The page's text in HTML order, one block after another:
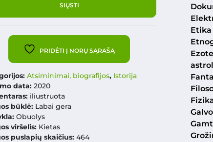
PRIDĖTI Į NORŲ SĄRAŠĄ
Atsiminimai, biografijos, Istorija
data:2020
iliustruota
būklė: Labai gera
Obuolys
viršelis: Kietas
puslapių skaičius: 464
Etika